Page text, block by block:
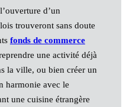
d’un
trouveront sans doute
fonds de commerce
une activité déjà
la ville, ou bien créer un
harmonie avec le
une cuisine étrangère